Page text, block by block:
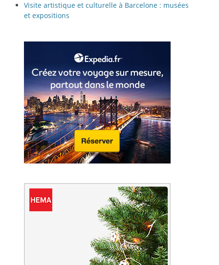
Visite artistique et culturelle à Barcelone : musées
et expositions